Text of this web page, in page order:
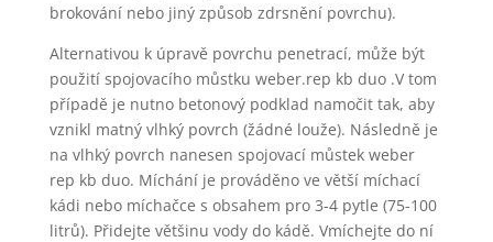
brokování nebo jiný způsob zdrsnění povrchu).
Alternativou k úpravě povrchu penetrací, může být
použití spojovacího můstku weber.rep kb duo .V tom
případě je nutno betonový podklad namočit tak, aby
vznikl matný vlhký povrch (žádné louže). Následně je
na vlhký povrch nanesen spojovací můstek weber
rep kb duo. Míchání je prováděno ve větší míchací
kádi nebo míchačce s obsahem pro 3-4 pytle (75-100
litrů). Přidejte většinu vody do kádě. Vmíchejte do ní